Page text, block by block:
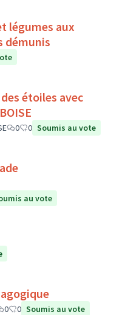
légumes aux
démunis
étoiles avec
0 0 Soumis au vote
au vote
0 0 Soumis au vote